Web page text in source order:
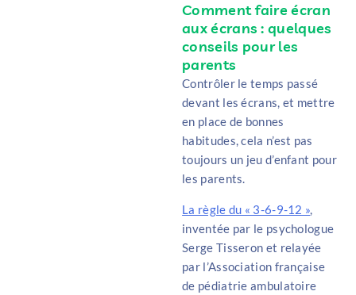
Comment faire écran
aux écrans : quelques
conseils pour les
parents
Contrôler le temps passé
devant les écrans, et mettre
en place de bonnes
habitudes, cela n’est pas
toujours un jeu d’enfant pour
les parents.
La règle du « 3-6-9-12 »,
inventée par le psychologue
Serge Tisseron et relayée
par l’Association française
de pédiatrie ambulatoire